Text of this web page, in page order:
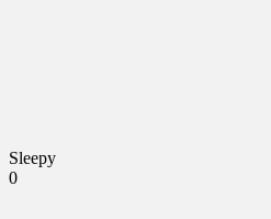
Sleepy
0